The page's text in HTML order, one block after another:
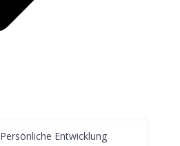
Persönliche Entwicklung